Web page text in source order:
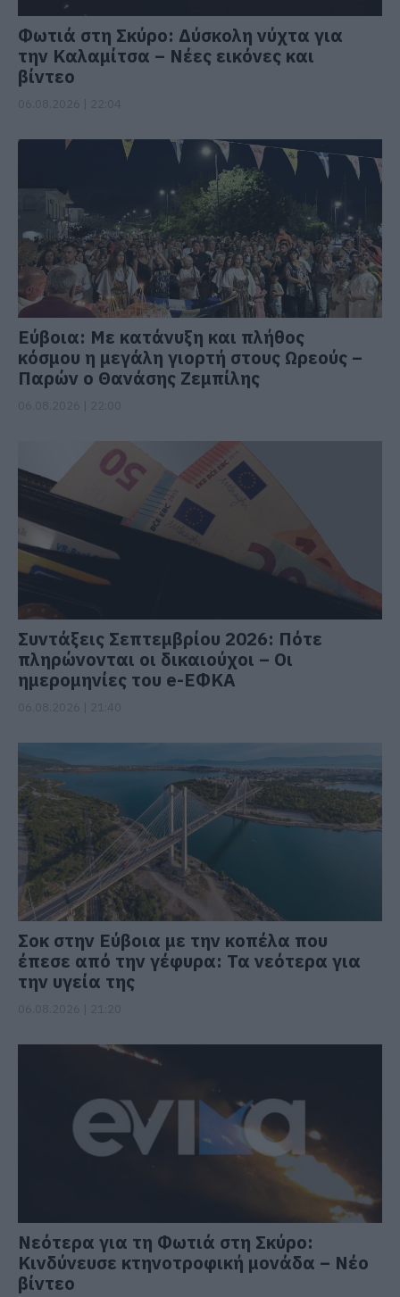
Φωτιά στη Σκύρο: Δύσκολη νύχτα για
την Καλαμίτσα – Νέες εικόνες και
βίντεο
Εύβοια: Με κατάνυξη και πλήθος
κόσμου η μεγάλη γιορτή στους Ωρεούς –
Παρών ο Θανάσης Ζεμπίλης
Συντάξεις Σεπτεμβρίου 2026: Πότε
πληρώνονται οι δικαιούχοι – Οι
ημερομηνίες του e-ΕΦΚΑ
Σοκ στην Εύβοια με την κοπέλα που
έπεσε από την γέφυρα: Τα νεότερα για
την υγεία της
Νεότερα για τη Φωτιά στη Σκύρο:
Κινδύνευσε κτηνοτροφική μονάδα – Νέο
βίντεο